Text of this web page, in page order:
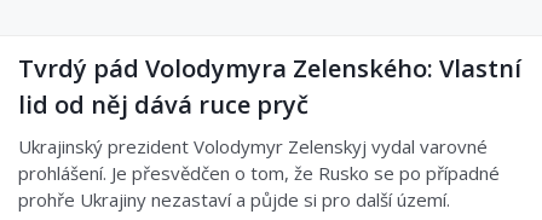
Tvrdý pád Volodymyra Zelenského: Vlastní
lid od něj dává ruce pryč
Ukrajinský prezident Volodymyr Zelenskyj vydal varovné
prohlášení. Je přesvědčen o tom, že Rusko se po případné
prohře Ukrajiny nezastaví a půjde si pro další území.